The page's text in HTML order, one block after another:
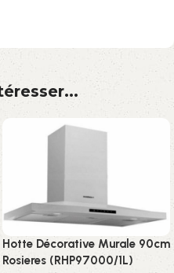
Hotte Décorative Murale 90cm
Rosieres (RHP97000/1L)